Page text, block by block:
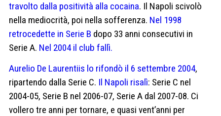
travolto dalla positività alla cocaina. Il Napoli scivolò
nella mediocrità, poi nella sofferenza. Nel 1998
retrocedette in Serie B dopo 33 anni consecutivi in
Serie A. Nel 2004 il club fallì.
Aurelio De Laurentiis lo rifondò il 6 settembre 2004,
ripartendo dalla Serie C. Il Napoli risalì: Serie C nel
2004-05, Serie B nel 2006-07, Serie A dal 2007-08. Ci
vollero tre anni per tornare, e quasi vent’anni per